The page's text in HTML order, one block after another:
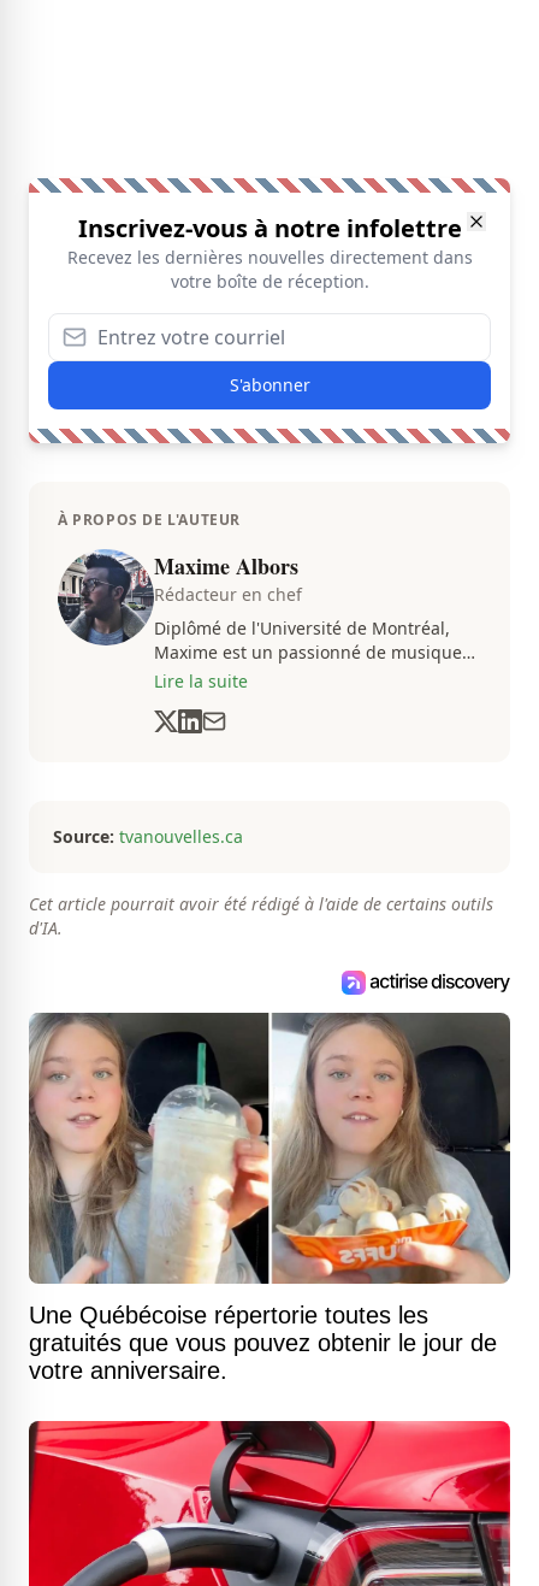
Inscrivez-vous à notre infolettre
Recevez les dernières nouvelles directement dans
votre boîte de réception.
S'abonner
À PROPOS DE L'AUTEUR
Maxime Albors
Rédacteur en chef
Diplômé de l'Université de Montréal,
Maxime est un passionné de musique
et de basketball. Il suit de très près
du contenu informatif et divertissant.
Lire la suite
Source: tvanouvelles.ca
Cet article pourrait avoir été rédigé à l'aide de certains outils
d'IA.
Une Québécoise répertorie toutes les
gratuités que vous pouvez obtenir le jour de
votre anniversaire.